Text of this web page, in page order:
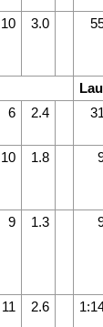
10 3.0
6 2.4
10 1.8
9 1.3
11 2.6